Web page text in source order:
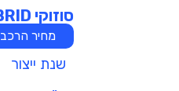
סוזוקי VITARA GLX HYBRID
מחיר הרכב
שנת ייצור